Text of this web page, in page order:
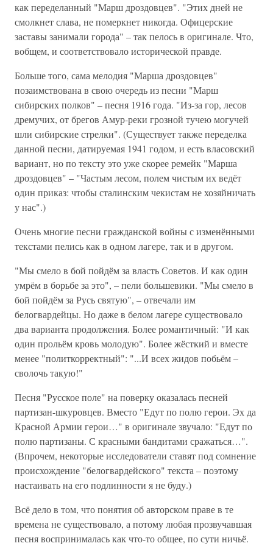
как переделанный "Марш дроздовцев". "Этих дней не
смолкнет слава, не померкнет никогда. Офицерские
заставы занимали города" – так пелось в оригинале. Что,
вобщем, и соответствовало исторической правде.
Больше того, сама мелодия "Марша дроздовцев"
позаимствована в свою очередь из песни "Марш
сибирских полков" – песня 1916 года. "Из-за гор, лесов
дремучих, от брегов Амур-реки грозной тучею могучей
шли сибирские стрелки". (Существует также переделка
данной песни, датируемая 1941 годом, и есть власовский
вариант, но по тексту это уже скорее ремейк "Марша
дроздовцев" – "Частым лесом, полем чистым их ведёт
один приказ: чтобы сталинским чекистам не хозяйничать
у нас".)
Очень многие песни гражданской войны с изменёнными
текстами пелись как в одном лагере, так и в другом.
"Мы смело в бой пойдём за власть Советов. И как один
умрём в борьбе за это", – пели большевики. "Мы смело в
бой пойдём за Русь святую", – отвечали им
белогвардейцы. Но даже в белом лагере существовало
два варианта продолжения. Более романтичный: "И как
один прольём кровь молодую". Более жёсткий и вместе
менее "политкорректный": "...И всех жидов побьём –
сволочь такую!"
Песня "Русское поле" на поверку оказалась песней
партизан-шкуровцев. Вместо "Едут по полю герои. Эх да
Красной Армии герои…" в оригинале звучало: "Едут по
полю партизаны. С красными бандитами сражаться…".
(Впрочем, некоторые исследователи ставят под сомнение
происхождение "белогвардейского" текста – поэтому
настаивать на его подлинности я не буду.)
Всё дело в том, что понятия об авторском праве в те
времена не существовало, а потому любая прозвучавшая
песня воспринималась как что-то общее, по сути ничьё.